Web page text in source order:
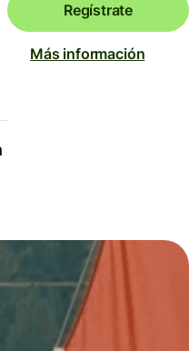
Regístrate
Más información